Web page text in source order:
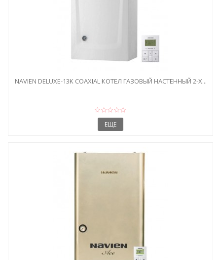
NAVIEN DELUXE-13K COAXIAL КОТЕЛ ГАЗОВЫЙ НАСТЕННЫЙ 2-Х...
ЕЩЕ